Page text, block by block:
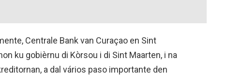
Centrale Bank van Curaçao en Sint
ku gobièrnu di Kòrsou i di Sint Maarten, i na
a dal vários paso importante den